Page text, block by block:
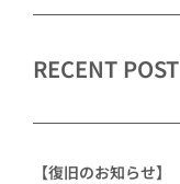
RECENT POST
【復旧のお知らせ】